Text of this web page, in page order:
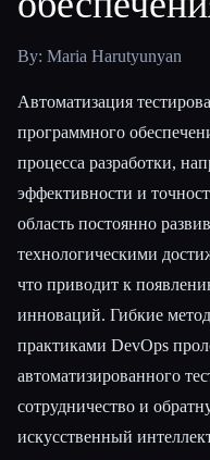
By: Maria Harutyunyan
Автоматизация
программного
процесса разработки,
эффективности и
область постоянно
технологическими
что приводит к
инноваций. Гибкие
практиками DevOps
автоматизированного
сотрудничество и
искусственный